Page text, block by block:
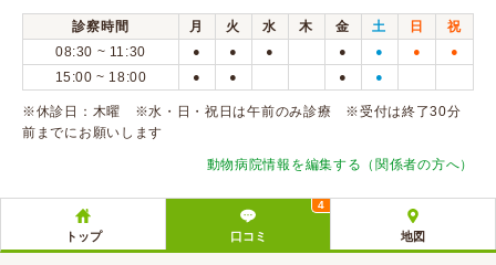
Calooペットとは？
口コミ投稿
診察時間 月 火 水 木 金 土 日
祝
08:30 ~ 11:30
● ● ● ● ● ● ●
15:00 ~ 18:00 ● ● ● ●
※休診日：木曜 ※水・日・祝日は午前のみ診療 ※受付は終了30分
前までにお願いします
動物病院情報を編集する（関係者の方へ）
トップ 口コミ
4
地図